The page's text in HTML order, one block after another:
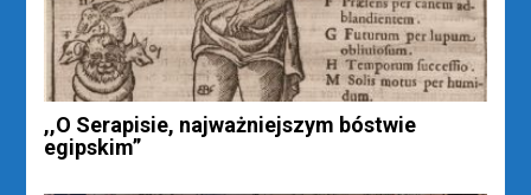
,,O Serapisie, najważniejszym bóstwie
egipskim”